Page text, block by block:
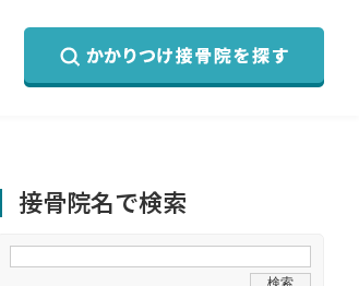
接骨院名で検索